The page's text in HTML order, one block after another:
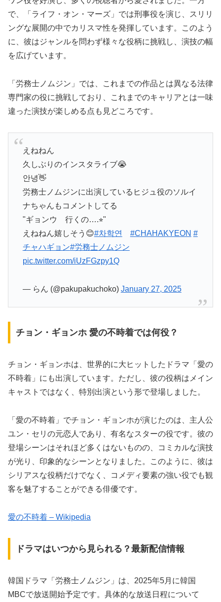
で、「ライフ・オン・マーズ」では刑事役を演じ、スリリ
ングな展開の中でカリスマ性を発揮しています。このよう
に、彼はジャンルを問わず様々な役柄に挑戦し、演技の幅
を広げています。
「労務士ノムジン」では、これまでの作品とは異なる法律
専門家の役に挑戦しており、これまでのキャリアとは一味
違った演技が楽しめる点も見どころです。
えねねん
久しぶりのインスタライブ😭
안녕👋
労務士ノムジンに出演しているヒジュ役のソルイ
ナちゃんもコメントしてる
"ギョンウ 行くの….⭐︎"
えねねん嬉しそう😊#차학연 #CHAHAKYEON #
チャハギョン#労務士ノムジン
pic.twitter.com/iUzFGzpy1Q
— らん (@pakupakuchoko) January 27, 2025
チョン・ギョンホ 愛の不時着では何役？
チョン・ギョンホは、世界的に大ヒットしたドラマ「愛の
不時着」にも出演しています。ただし、彼の役柄はメイン
キャストではなく、特別出演という形で登場しました。
「愛の不時着」でチョン・ギョンホが演じたのは、主人公
ユン・セリの元恋人であり、有名なスターの役です。彼の
登場シーンはそれほど多くはないものの、コミカルな演技
が光り、印象的なシーンとなりました。このように、彼は
シリアスな役柄だけでなく、コメディ要素の強い役でも観
客を魅了することができる俳優です。
愛の不時着 – Wikipedia
ドラマはいつから見られる？最新配信情報
韓国ドラマ「労務士ノムジン」は、2025年5月に韓国
MBCで放送開始予定です。具体的な放送日程について